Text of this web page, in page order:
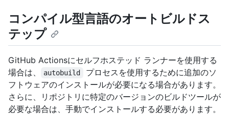
コンパイル型言語のオートビルドス
テップ
GitHub Actionsにセルフホステッド ランナーを使用する
場合は、
autobuild
プロセスを使用するために追加のソ
フトウェアのインストールが必要になる場合があります。
さらに、リポジトリに特定のバージョンのビルドツールが
必要な場合は、手動でインストールする必要があります。